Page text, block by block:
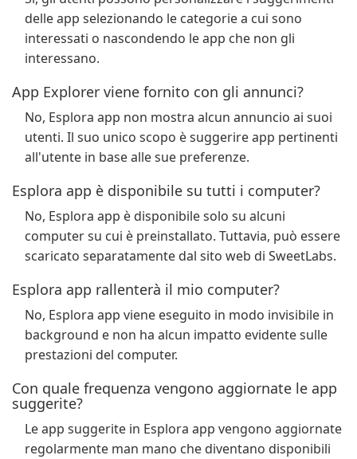
delle app selezionando le categorie a cui sono
interessati o nascondendo le app che non gli
interessano.
App Explorer viene fornito con gli annunci?
No, Esplora app non mostra alcun annuncio ai suoi
utenti. Il suo unico scopo è suggerire app pertinenti
all'utente in base alle sue preferenze.
Esplora app è disponibile su tutti i computer?
No, Esplora app è disponibile solo su alcuni
computer su cui è preinstallato. Tuttavia, può essere
scaricato separatamente dal sito web di SweetLabs.
Esplora app rallenterà il mio computer?
No, Esplora app viene eseguito in modo invisibile in
background e non ha alcun impatto evidente sulle
prestazioni del computer.
Con quale frequenza vengono aggiornate le app
suggerite?
Le app suggerite in Esplora app vengono aggiornate
regolarmente man mano che diventano disponibili